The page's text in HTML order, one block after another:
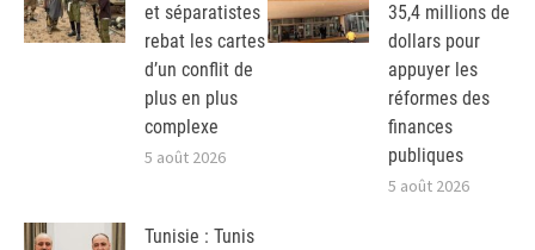
et séparatistes
rebat les cartes
d’un conflit de
plus en plus
complexe
5 août 2026
35,4 millions de
dollars pour
appuyer les
réformes des
finances
publiques
5 août 2026
Tunisie : Tunis